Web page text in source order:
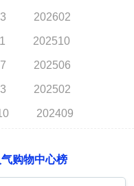
202602
202510
202506
202502
202409
购物中心榜